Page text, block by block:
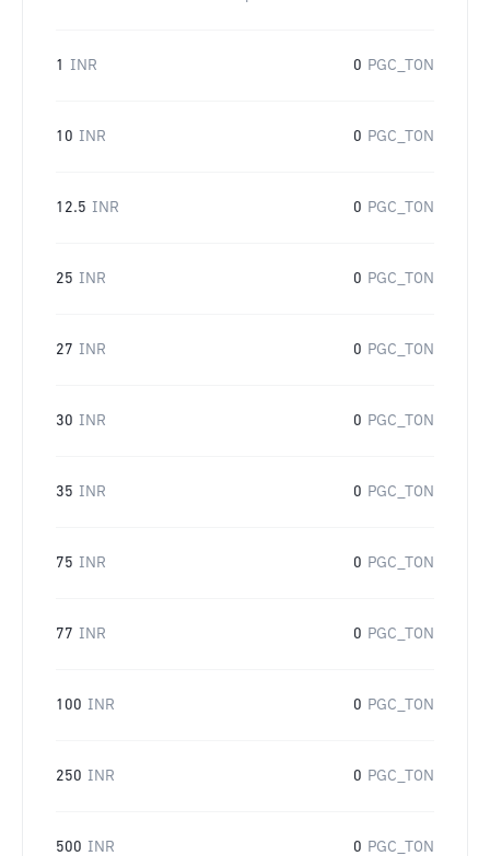
1 INR 0 PGC_TON
10 INR 0 PGC_TON
12.5 INR 0 PGC_TON
25 INR 0 PGC_TON
27 INR 0 PGC_TON
30 INR 0 PGC_TON
35 INR 0 PGC_TON
75 INR 0 PGC_TON
77 INR 0 PGC_TON
100 INR 0 PGC_TON
250 INR 0 PGC_TON
500 INR 0 PGC_TON